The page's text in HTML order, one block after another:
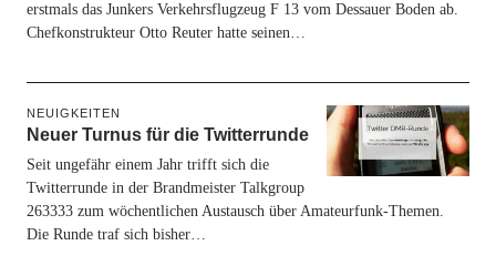
erstmals das Junkers Verkehrsflugzeug F 13 vom Dessauer Boden ab.
Chefkonstrukteur Otto Reuter hatte seinen…
NEUIGKEITEN
Neuer Turnus für die Twitterrunde
Seit ungefähr einem Jahr trifft sich die
Twitterrunde in der Brandmeister Talkgroup
263333 zum wöchentlichen Austausch über Amateurfunk-Themen.
Die Runde traf sich bisher…